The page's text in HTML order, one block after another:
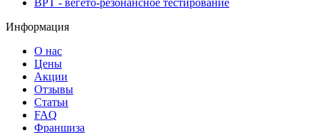
ВРТ - вегето-резонансное тестирование
Информация
О нас
Цены
Акции
Отзывы
Статьи
FAQ
Франшиза